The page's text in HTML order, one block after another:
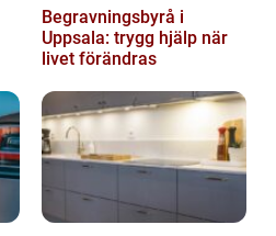
Begravningsbyrå i
Uppsala: trygg hjälp när
livet förändras